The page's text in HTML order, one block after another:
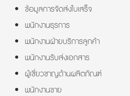
ข้อมูลการจัดส่งใบเสร็จ
พนักงานธุรการ
พนักงานฝ่ายบริการลูกค้า
พนักงานรับส่งเอกสาร
ผู้เชี่ยวชาญด้านผลิตภัณฑ์
พนักงานขาย